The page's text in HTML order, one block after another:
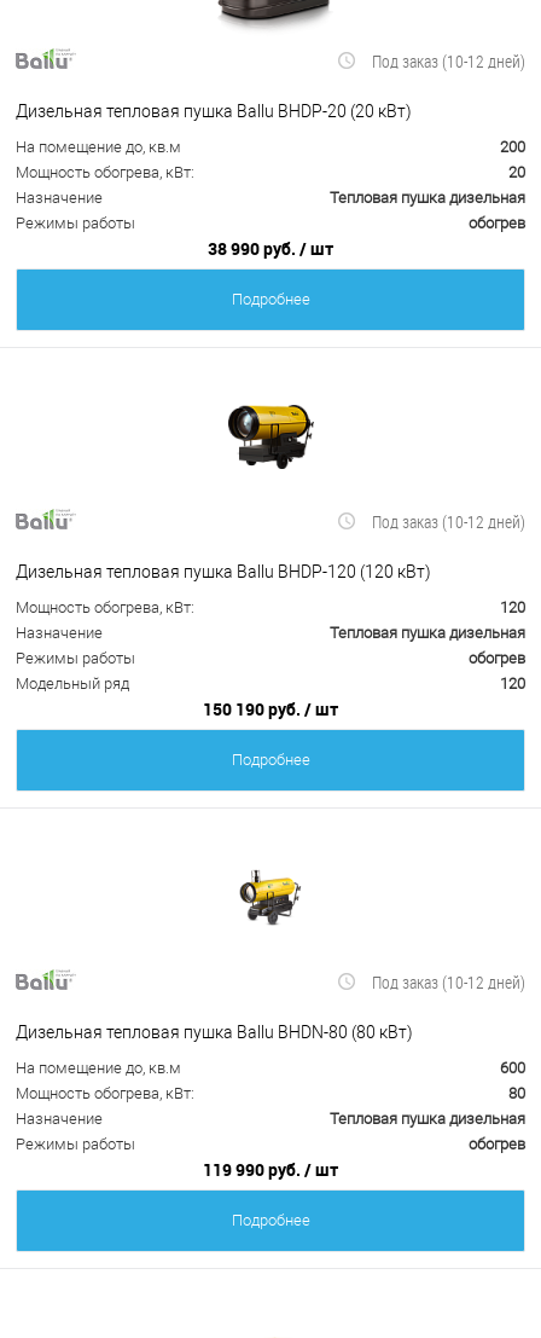
Под заказ (10-12 дней)
Дизельная тепловая пушка Ballu BHDP-20 (20 кВт)
На помещение до, кв.м
200
Мощность обогрева, кВт:
20
Назначение
Тепловая пушка дизельная
Режимы работы
обогрев
38 990 руб. / шт
Подробнее
Под заказ (10-12 дней)
Дизельная тепловая пушка Ballu BHDP-120 (120 кВт)
Мощность обогрева, кВт:
120
Назначение
Тепловая пушка дизельная
Режимы работы
обогрев
Модельный ряд
120
150 190 руб. / шт
Подробнее
Под заказ (10-12 дней)
Дизельная тепловая пушка Ballu BHDN-80 (80 кВт)
На помещение до, кв.м
600
Мощность обогрева, кВт:
80
Назначение
Тепловая пушка дизельная
Режимы работы
обогрев
119 990 руб. / шт
Подробнее